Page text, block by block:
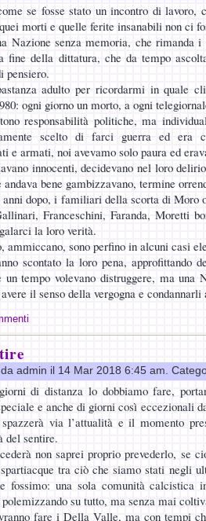
se fosse stato un incontro di lavoro,
morti e quelle ferite insanabili non ci
Nazione senza memoria, che rimanda
fine della dittatura, che da tempo
pensiero.
adulto per ricordarmi in quale
ogni giorno un morto, a ogni
responsabilità politiche, ma
scelto di farci guerra ed era
e armati, noi avevamo solo paura ed
innocenti, decidevano nel loro
andava bene gambizzavano, termine
anni dopo, i familiari della scorta di Moro
Franceschini, Faranda, Moretti
la loro verità.
ammiccano, sono perfino in alcuni casi
scontato la loro pena, approfittando
un tempo volevano distruggere, ma una
il senso della vergogna e
da admin il 14 Mar 2018 6:45 am.
di distanza lo dobbiamo fare,
e anche di giorni così eccezionali
via l’attualità e il momento
del sentire.
non saprei proprio prevederlo, se
tra ciò che siamo stati negli
fossimo: una sola comunità calcistica
su tutto, ma senza mai
fare i Della Valle, ma con tempi